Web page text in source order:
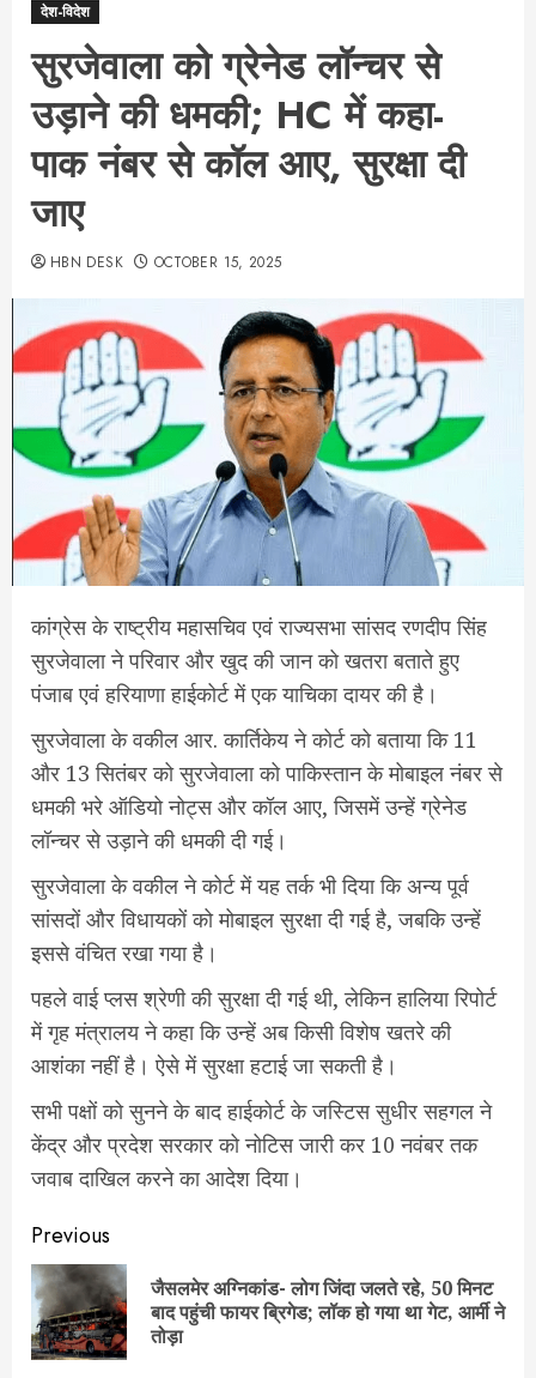
देश-विदेश
सुरजेवाला को ग्रेनेड लॉन्चर से
उड़ाने की धमकी; HC में कहा-
पाक नंबर से कॉल आए, सुरक्षा दी
जाए
HBN DESK OCTOBER 15, 2025
कांग्रेस के राष्ट्रीय महासचिव एवं राज्यसभा सांसद रणदीप सिंह
सुरजेवाला ने परिवार और खुद की जान को खतरा बताते हुए
पंजाब एवं हरियाणा हाईकोर्ट में एक याचिका दायर की है।
सुरजेवाला के वकील आर. कार्तिकेय ने कोर्ट को बताया कि 11
और 13 सितंबर को सुरजेवाला को पाकिस्तान के मोबाइल नंबर से
धमकी भरे ऑडियो नोट्स और कॉल आए, जिसमें उन्हें ग्रेनेड
लॉन्चर से उड़ाने की धमकी दी गई।
सुरजेवाला के वकील ने कोर्ट में यह तर्क भी दिया कि अन्य पूर्व
सांसदों और विधायकों को मोबाइल सुरक्षा दी गई है, जबकि उन्हें
इससे वंचित रखा गया है।
पहले वाई प्लस श्रेणी की सुरक्षा दी गई थी, लेकिन हालिया रिपोर्ट
में गृह मंत्रालय ने कहा कि उन्हें अब किसी विशेष खतरे की
आशंका नहीं है। ऐसे में सुरक्षा हटाई जा सकती है।
सभी पक्षों को सुनने के बाद हाईकोर्ट के जस्टिस सुधीर सहगल ने
केंद्र और प्रदेश सरकार को नोटिस जारी कर 10 नवंबर तक
जवाब दाखिल करने का आदेश दिया।
Post
navigation
Previous
जैसलमेर अग्निकांड- लोग जिंदा जलते रहे, 50 मिनट
बाद पहुंची फायर ब्रिगेड; लॉक हो गया था गेट, आर्मी ने
तोड़ा